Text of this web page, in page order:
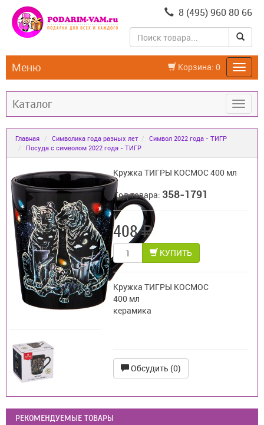
8 (495) 960 80 66
Корзина: 0
Меню
Каталог
Главная Символика года разных лет
Символ 2022 года - ТИГР
Посуда с символом 2022 года - ТИГР
Кружка ТИГРЫ КОСМОС 400 мл
Код товара: 358-1791
408
КУПИТЬ
Кружка ТИГРЫ КОСМОС
400 мл
керамика
Обсудить (0)
РЕКОМЕНДУЕМЫЕ ТОВАРЫ